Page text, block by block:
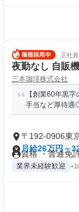
正社員
夜勤なし 自販
三本珈琲株式会社
【創業60年黒
手当など厚待遇
〒192-0906東
月給26万円～
資格 ・普通免
業界未経験歓迎